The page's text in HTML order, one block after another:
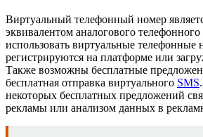
Виртуальный телефонный номер
эквивалентом аналогового
использовать виртуальные телефонные
регистрируются на платформе или
Также возможны бесплатные
бесплатная отправка виртуального SMS
некоторых бесплатных предложений
рекламы или анализом данных в